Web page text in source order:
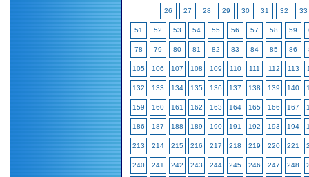
26 27 28 29 30 31 32 33
51 52 53 54 55 56 57 58 59
78 79 80 81 82 83 84 85 86
105 106 107 108 109 110 111 112 113
132 133 134 135 136 137 138 139 140
159 160 161 162 163 164 165 166 167
186 187 188 189 190 191 192 193 194
213 214 215 216 217 218 219 220 221
240 241 242 243 244 245 246 247 248